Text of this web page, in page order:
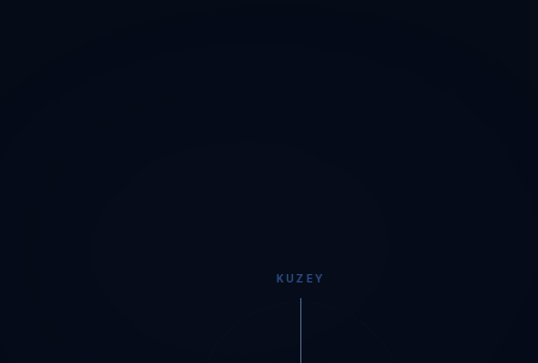
KUZEY